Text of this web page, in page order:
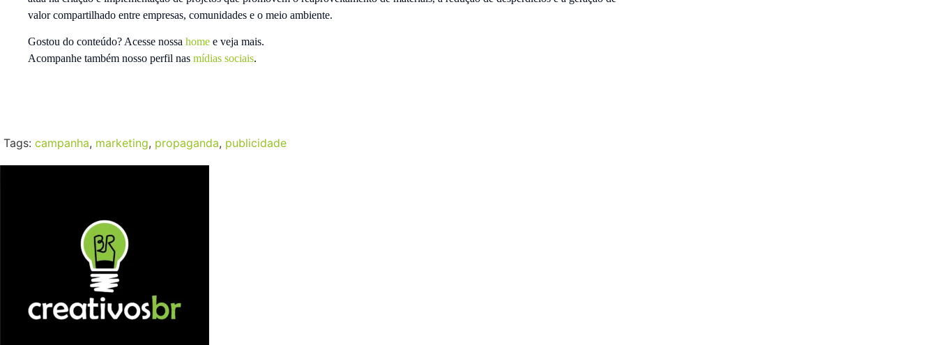
valor compartilhado entre empresas, comunidades e o meio ambiente.
Gostou do conteúdo? Acesse nossa home e veja mais.
Acompanhe também nosso perfil nas mídias sociais.
Tags: campanha, marketing, propaganda, publicidade